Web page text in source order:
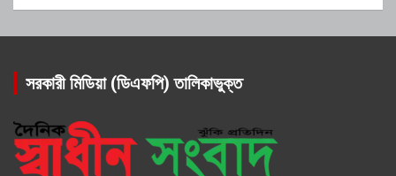
সরকারী মিডিয়া (ডিএফপি) তালিকাভুক্ত